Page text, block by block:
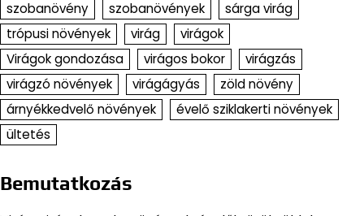
szobanövény
szobanövények
sárga virág
trópusi növények
virág
virágok
Virágok gondozása
virágos bokor
virágzás
virágzó növények
virágágyás
zöld növény
árnyékkedvelő növények
évelő sziklakerti növények
ültetés
Bemutatkozás